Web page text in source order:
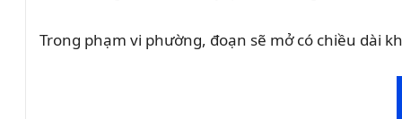
Trong phạm vi phường, đoạn sẽ mở có chiều dài